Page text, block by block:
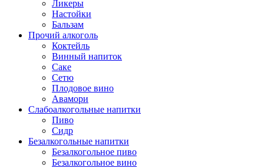
Ликеры
Настойки
Бальзам
Прочий алкоголь
Коктейль
Винный напиток
Саке
Сетю
Плодовое вино
Авамори
Слабоалкогольные напитки
Пиво
Сидр
Безалкогольные напитки
Безалкогольное пиво
Безалкогольное вино